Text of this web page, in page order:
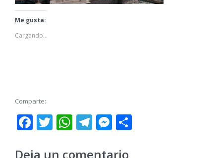
Me gusta:
Cargando...
Comparte:
Facebook
Twitter
WhatsApp
Telegram
Messenger
Deja un comentario